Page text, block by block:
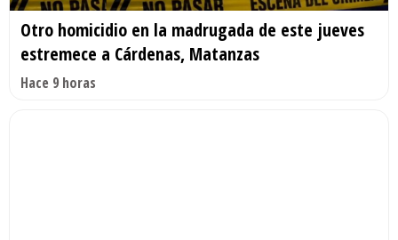
Otro homicidio en la madrugada de este jueves
estremece a Cárdenas, Matanzas
Hace 9 horas